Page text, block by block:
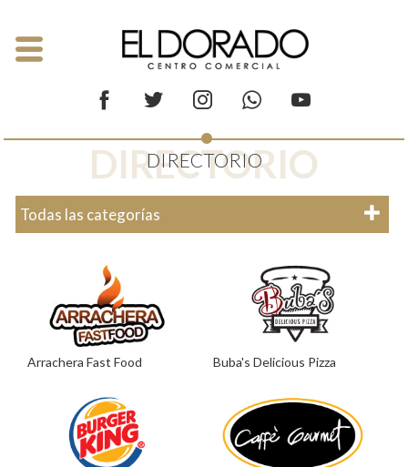
DIRECTORIO
DIRECTORIO
Todas las categorías
Arrachera Fast Food Buba's Delicious Pizza